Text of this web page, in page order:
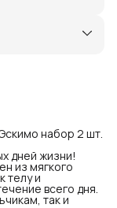
набор 2 шт.
дней жизни!
из мягкого
телу и
всего дня.
так и